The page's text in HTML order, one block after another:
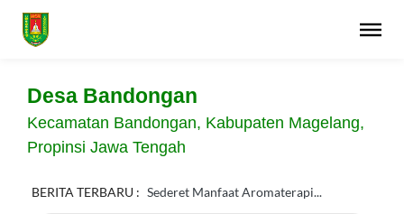
Desa Bandongan
Kecamatan Bandongan, Kabupaten Magelang,
Propinsi Jawa Tengah
BERITA TERBARU : Sederet Manfaat Aromaterapi...